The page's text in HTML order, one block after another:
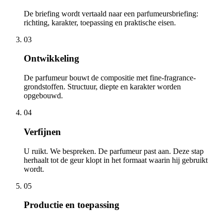
De briefing wordt vertaald naar een parfumeursbriefing:
richting, karakter, toepassing en praktische eisen.
03
Ontwikkeling
De parfumeur bouwt de compositie met fine-fragrance-
grondstoffen. Structuur, diepte en karakter worden
opgebouwd.
04
Verfijnen
U ruikt. We bespreken. De parfumeur past aan. Deze stap
herhaalt tot de geur klopt in het formaat waarin hij gebruikt
wordt.
05
Productie en toepassing